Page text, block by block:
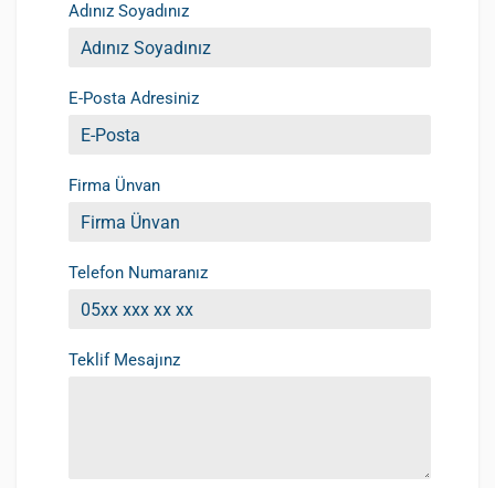
Adınız Soyadınız
E-Posta Adresiniz
Firma Ünvan
Telefon Numaranız
Teklif Mesajınz